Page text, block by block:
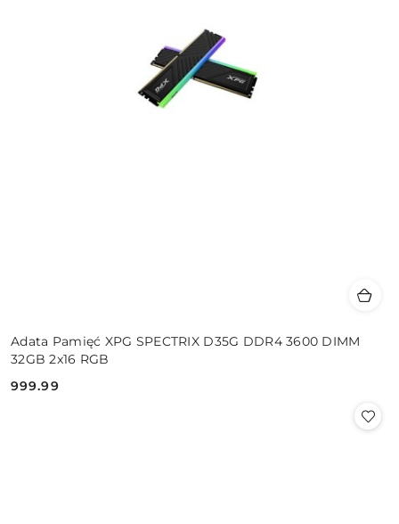
Adata Pamięć XPG SPECTRIX D35G DDR4 3600 DIMM
32GB 2x16 RGB
Cena:
999.99